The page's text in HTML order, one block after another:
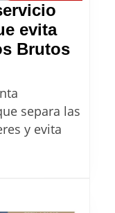
evita
Brutos
separa las
y evita